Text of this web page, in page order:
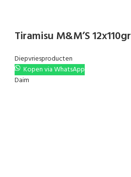
Tiramisu M&M’S 12x110gr
Diepvriesproducten
Kopen via WhatsApp
Daim